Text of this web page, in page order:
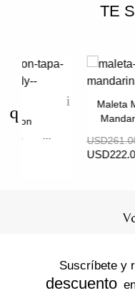
TE
Con
Maleta
Suscríbete y
descuento